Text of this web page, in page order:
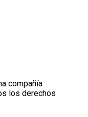
compañía
los derechos